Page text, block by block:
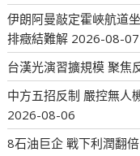
伊朗阿曼敲定霍峽航道
排癥結難解 2026-08-07
台漢光演習擴規模 聚焦
中方五招反制 嚴控無人
2026-08-06
8石油巨企 戰下利潤翻